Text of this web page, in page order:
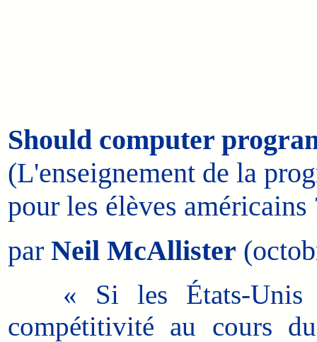
Should computer
(L'enseignement de la
pour les élèves américains
par Neil McAllister
« Si les États-Unis
compétitivité au cours